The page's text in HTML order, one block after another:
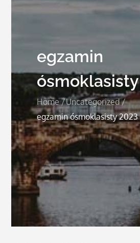
egzamin
Home
Uncategorized
egzamin ósmoklasisty 2023